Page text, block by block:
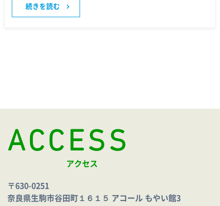
続きを読む
ACCESS
アクセス
〒630-0251
奈良県生駒市谷田町１６１５ アコール もやい館3